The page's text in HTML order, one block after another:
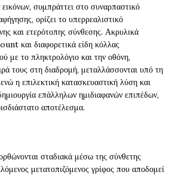
συμπράττει στο συναρπαστικό
ορίζει το υπερρεαλιστικό
και ετερότοπης σύνθεσης. Ακρυλικά
και διαφορετικά είδη κόλλας
με το πληκτρολόγιο και την οθόνη,
τους στη διαδρομή, μεταλλάσσονται υπό τη
η επιλεκτική κατασκευαστική λύση και
επάλληλων ημιδιαφανών επιπέδων,
αποτέλεσμα.
σταδιακά μέσω της σύνθετης
μετατοπιζόμενος γρίφος που αποδομεί